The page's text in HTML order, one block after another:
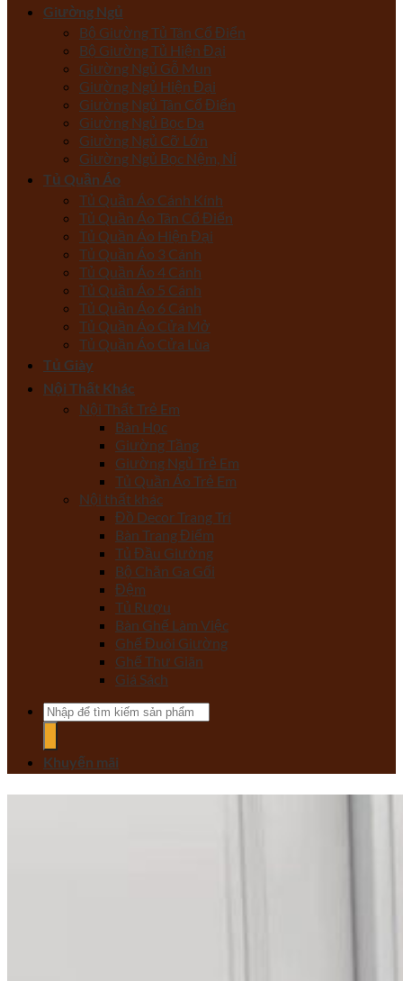
Giường Ngủ
Bộ Giường Tủ Tân Cổ Điển
Bộ Giường Tủ Hiện Đại
Giường Ngủ Gỗ Mun
Giường Ngủ Hiện Đại
Giường Ngủ Tân Cổ Điển
Giường Ngủ Bọc Da
Giường Ngủ Cỡ Lớn
Giường Ngủ Bọc Nệm, Nỉ
Tủ Quần Áo
Tủ Quần Áo Cánh Kính
Tủ Quần Áo Tân Cổ Điển
Tủ Quần Áo Hiện Đại
Tủ Quần Áo 3 Cánh
Tủ Quần Áo 4 Cánh
Tủ Quần Áo 5 Cánh
Tủ Quần Áo 6 Cánh
Tủ Quần Áo Cửa Mở
Tủ Quần Áo Cửa Lùa
Tủ Giày
Nội Thất Khác
Nội Thất Trẻ Em
Bàn Học
Giường Tầng
Giường Ngủ Trẻ Em
Tủ Quần Áo Trẻ Em
Nội thất khác
Đồ Decor Trang Trí
Bàn Trang Điểm
Tủ Đầu Giường
Bộ Chăn Ga Gối
Đệm
Tủ Rượu
Bàn Ghế Làm Việc
Ghế Đuôi Giường
Ghế Thư Giãn
Giá Sách
Tìm
kiếm:
Khuyến mãi